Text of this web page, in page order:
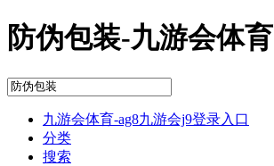
防伪包装-九游会体育
九游会体育-ag8九游会j9登录入口
分类
搜索